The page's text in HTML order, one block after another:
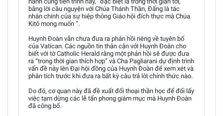
bằng lời cầu nguyện với Chúa Thánh Thần, Đấng là tác
nhân chính của sự hiệp thông Giáo hội đích thực mà Chúa
Kitô mong muốn “.
Huynh Đoàn vẫn chưa đưa ra phản hồi riêng về tuyên bố
của Vatican. Các nguồn tin thân cận với Huynh Đoàn cho
biết với tờ Catholic Herald rằng một phản hồi sẽ được đưa
ra “trong thời gian thích hợp” và Cha Pagliarani dự định trình
vấn đề này lên Đại hội đồng của Huynh Đoàn để xem xét và
phân tích trước khi đưa ra bất kỳ câu trả lời chính thức nào.
Do đó, cơ quan này đã đề xuất đối thoại thần học để đổi lấy
việc tạm dừng các lễ tấn phong giám mục mà Huynh Đoàn
đã công bố.